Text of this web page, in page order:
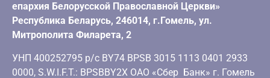
епархия Белорусской Православной Церкви»
Республика Беларусь, 246014, г.Гомель, ул.
Митрополита Филарета, 2
УНП 400252795 р/с BY74 BPSB 3015 1113 0401 2933
0000, S.W.I.F.T.: BPSBBY2X ОАО «Сбер Банк» г. Гомель